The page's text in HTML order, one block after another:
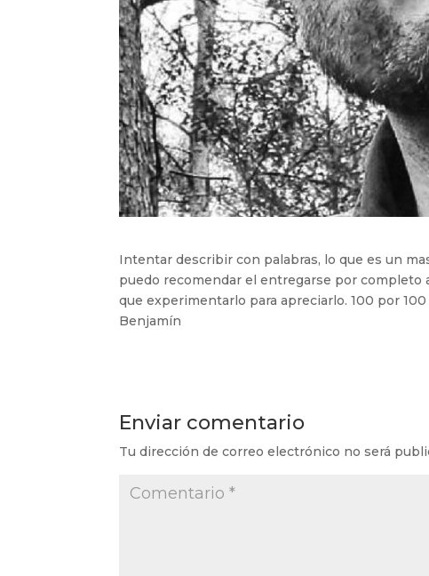
Intentar describir con palabras, lo que es un
puedo recomendar el entregarse por completo
que experimentarlo para apreciarlo. 100 por
Benjamín
Enviar comentario
Tu dirección de correo electrónico no será